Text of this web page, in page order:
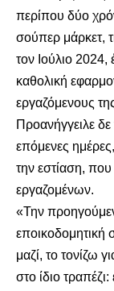
περίπου δύο
σούπερ μάρκετ,
τον Ιούλιο 2024,
καθολική
εργαζόμενους
Προανήγγειλε
επόμενες
την εστίαση,
εργαζομένων.
«Την
μαζί, το τονίζω
στο ίδιο